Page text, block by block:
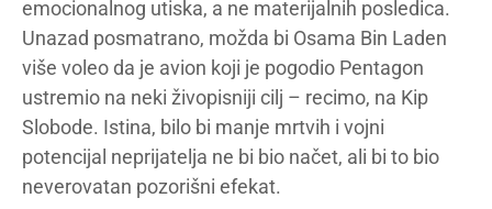
emocionalnog utiska, a ne materijalnih posledica.
Unazad posmatrano, možda bi Osama Bin Laden
više voleo da je avion koji je pogodio Pentagon
ustremio na neki živopisniji cilj – recimo, na Kip
Slobode. Istina, bilo bi manje mrtvih i vojni
potencijal neprijatelja ne bi bio načet, ali bi to bio
neverovatan pozorišni efekat.